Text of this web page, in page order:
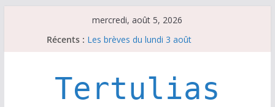
mercredi, août 5, 2026
Récents : Les brèves du lundi 3 août
Les brèves du mardi 4 août
La Sokamuturra de Pasai Donibane
Tertulias